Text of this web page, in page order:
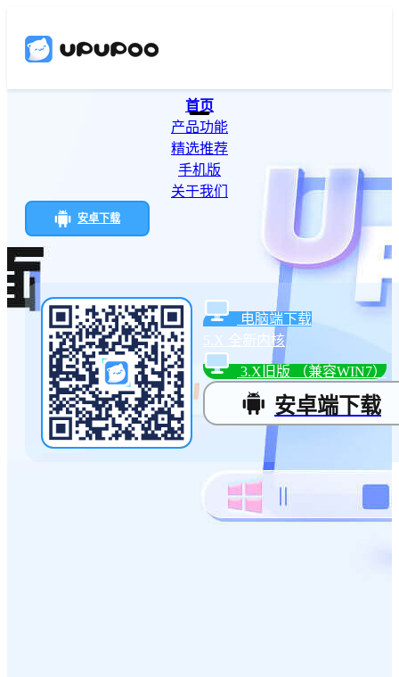
首页
产品功能
精选推荐
手机版
关于我们
安卓下载
电脑端下载
5.X 全新内核
3.X旧版 （兼容WIN7）
安卓端下载